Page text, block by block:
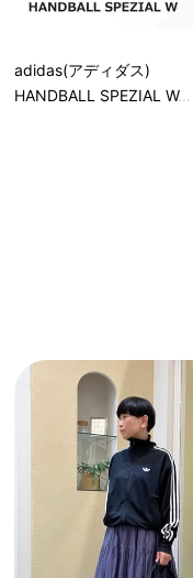
adidas(アディダス)
HANDBALL SPEZIAL W